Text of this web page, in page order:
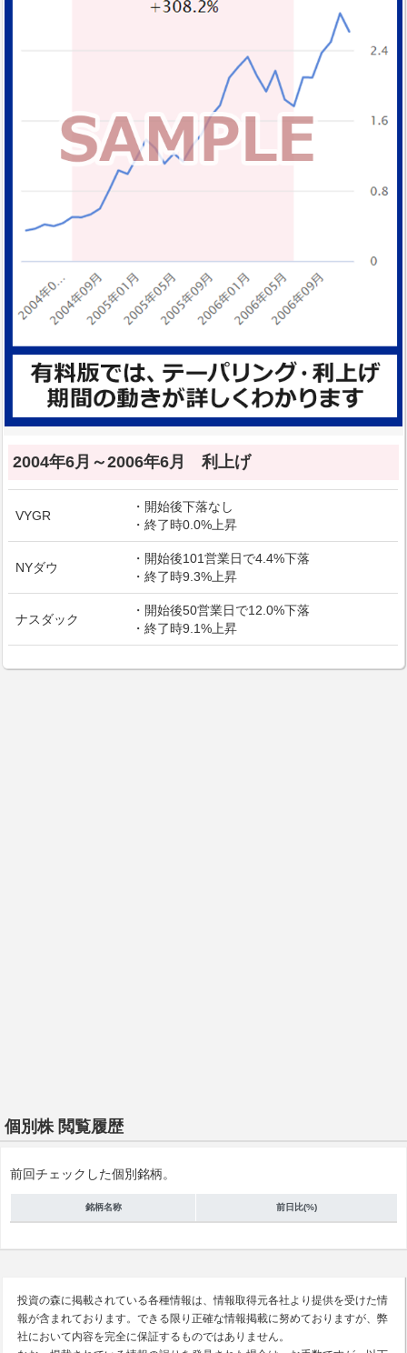
2004年6月～2006年6月 利上げ
VYGR
・開始後下落なし
・終了時0.0%上昇
NYダウ
・開始後101営業日で4.4%下落
・終了時9.3%上昇
ナスダック
・開始後50営業日で12.0%下落
・終了時9.1%上昇
個別株 閲覧履歴
前回チェックした個別銘柄。
銘柄名称 前日比(%)
投資の森に掲載されている各種情報は、情報取得元各社より提供を受けた情
報が含まれております。できる限り正確な情報掲載に努めておりますが、弊
社において内容を完全に保証するものではありません。